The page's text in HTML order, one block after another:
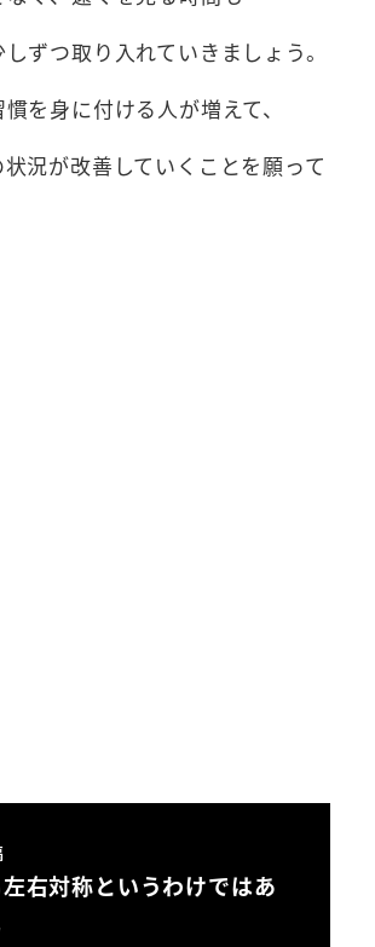
ずつ取り入れていきましょう。
を身に付ける人が増えて、
況が改善していくことを願って
右対称というわけではあ